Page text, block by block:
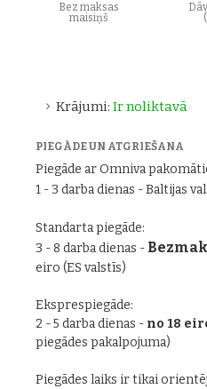
Krājumi: Ir noliktavā
Bez maksas
maisiņš
PIEGĀDE UN ATGRIEŠANA
Piegāde ar Omniva
1 - 3 darba dienas - Baltijas
Standarta piegāde:
3 - 8 darba dienas -
eiro (ES valstīs)
Eksprespiegāde:
2 - 5 darba dienas - no 18
piegādes pakalpojuma)
Piegādes laiks ir tikai